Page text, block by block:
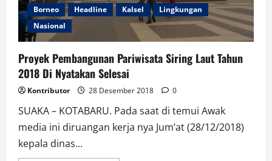
Borneo Headline Kalsel
Lingkungan
Nasional
Proyek Pembangunan Pariwisata Siring Laut Tahun
2018 Di Nyatakan Selesai
Kontributor 28 Desember 2018 0
SUAKA – KOTABARU. Pada saat di temui Awak
media ini diruangan kerja nya Jum’at (28/12/2018)
kepala dinas...